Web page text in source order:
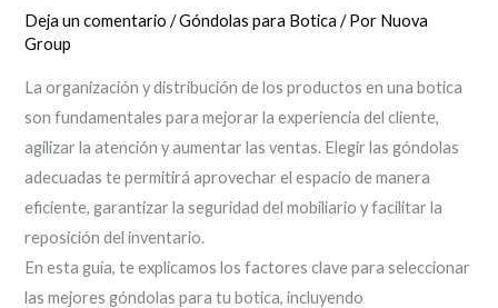
Deja un comentario /Góndolas para Botica / Por Nuova
Group
La organización y distribución de los productos en una botica
son fundamentales para mejorar la experiencia del cliente,
agilizar la atención y aumentar las ventas. Elegir las góndolas
adecuadas te permitirá aprovechar el espacio de manera
eficiente, garantizar la seguridad del mobiliario y facilitar la
reposición del inventario.
En esta guía, te explicamos los factores clave para seleccionar
las mejores góndolas para tu botica, incluyendo